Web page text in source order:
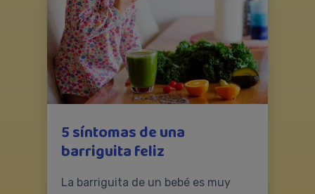
5 síntomas de una
barriguita feliz
La barriguita de un bebé es muy